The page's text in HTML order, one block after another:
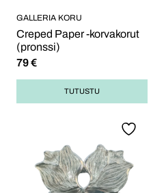
GALLERIA KORU
Creped Paper -korvakorut
(pronssi)
79€
TUTUSTU